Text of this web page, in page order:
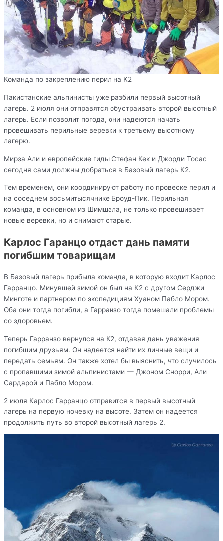
Команда по закреплению перил на К2
Пакистанские альпинисты уже разбили первый высотный
лагерь. 2 июля они отправятся обустраивать второй высотный
лагерь. Если позволит погода, они надеются начать
провешивать перильные веревки к третьему высотному
лагерю.
Мирза Али и европейские гиды Стефан Кек и Джорди Тосас
сегодня сами должны добраться в Базовый лагерь К2.
Тем временем, они координируют работу по провеске перил и
на соседнем восьмитысячнике Броуд-Пик. Перильная
команда, в основном из Шимшала, не только провешивает
новые веревки, но и снимают старые.
Карлос Гаранцо отдаст дань памяти
погибшим товарищам
В Базовый лагерь прибыла команда, в которую входит Карлос
Гарранцо. Минувшей зимой он был на К2 с другом Серджи
Минготе и партнером по экспедициям Хуаном Пабло Мором.
Оба они тогда погибли, а Гарранзо тогда помешали проблемы
со здоровьем.
Теперь Гарранзо вернулся на К2, отдавая дань уважения
погибшим друзьям. Он надеется найти их личные вещи и
передать семьям. Он также хотел бы выяснить, что случилось
с пропавшими зимой альпинистами — Джоном Снорри, Али
Сардарой и Пабло Мором.
2 июля Карлос Гарранцо отправится в первый высотный
лагерь на первую ночевку на высоте. Затем он надеется
продолжить путь во второй высотный лагерь 2.